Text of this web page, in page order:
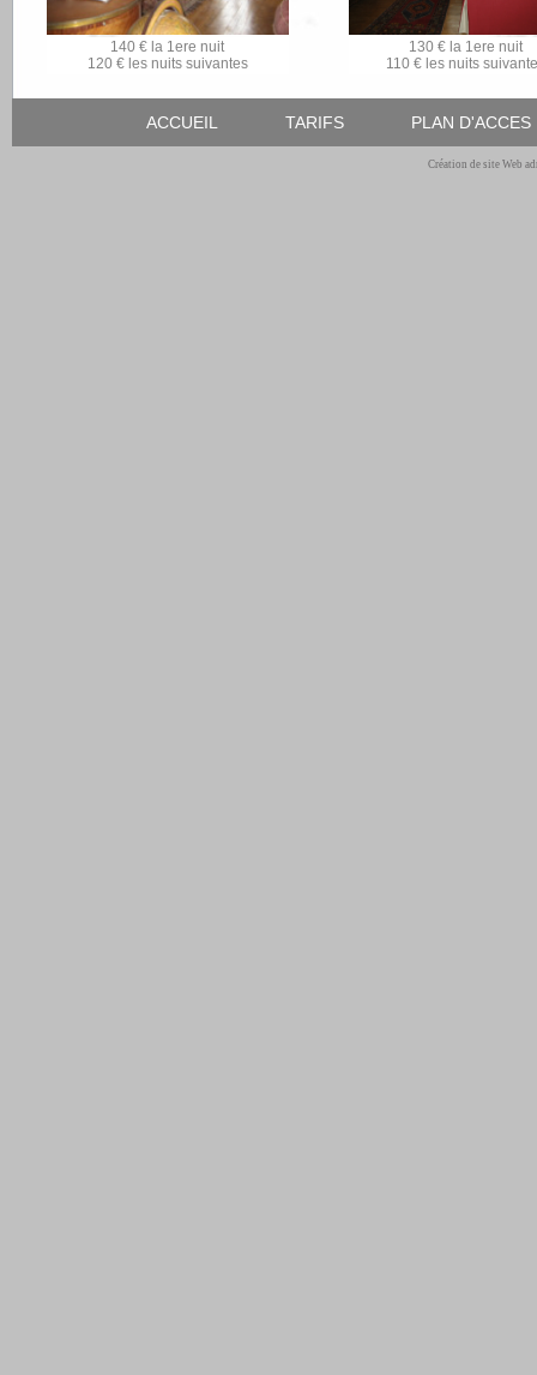
140 € la 1ere nuit
120 € les nuits suivantes
130 € la 1ere nuit
110 € les nuits
ACCUEIL TARIFS PLAN D'ACCES
Création de site Web